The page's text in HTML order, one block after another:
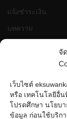
จั
เว็บไซต์
หรือ เทคโนโลยีอื่
โปรดศึกษา นโยบ
ข้อมูล ก่อนใช้บริก
แจ้งชำระเงิน
บทความ
สถิติเว็บไซต์
หน้าที่เข้าชม
ผู้ชมทั้งหมด